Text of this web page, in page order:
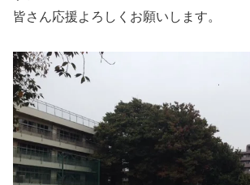
皆さん応援よろしくお願いします。